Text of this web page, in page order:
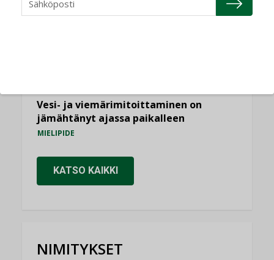
ilmanvaihtoa
Vesi- ja viemärimitoittaminen on
jämähtänyt ajassa paikalleen
MIELIPIDE
KATSO KAIKKI
NIMITYKSET